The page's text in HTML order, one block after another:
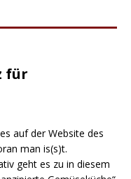
für
auf der Website des
man is(s)t.
geht es zu in diesem